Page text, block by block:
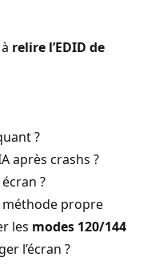
relire l’EDID de
?
après crashs ?
?
méthode propre
les modes 120/144
l’écran ?